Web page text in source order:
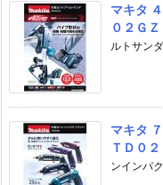
マキタ
０２Ｇ
ルトサン
マキタ
ＴＤ０
ンインパ